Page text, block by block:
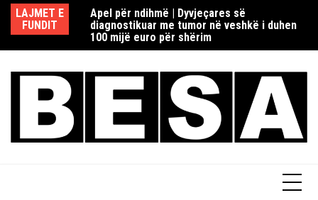
Skip
content
LAJMET E
FUNDIT
rome në
si dhe Fake
Apel për ndihmë | Dyvjeçares së
diagnostikuar me tumor në veshkë i duhen
100 mijë euro për shërim